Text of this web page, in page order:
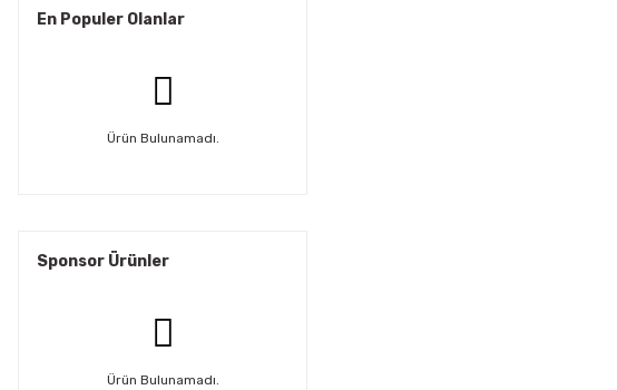
En Populer Olanlar
Ürün Bulunamadı.
Sponsor Ürünler
Ürün Bulunamadı.